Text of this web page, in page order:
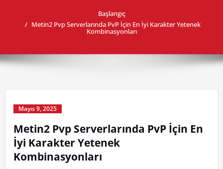
Başlangıç
Metin2 Pvp Serverlarında PvP İçin En İyi Karakter Yetenek
Kombinasyonları
Mayıs 9, 2025
Metin2 Pvp Serverlarında PvP İçin En
İyi Karakter Yetenek
Kombinasyonları